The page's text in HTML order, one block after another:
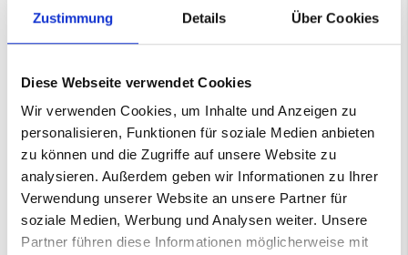
Zustimmung Details Über Cookies
Diese Webseite verwendet Cookies
Wir verwenden Cookies, um Inhalte und Anzeigen zu
personalisieren, Funktionen für soziale Medien anbieten
zu können und die Zugriffe auf unsere Website zu
analysieren. Außerdem geben wir Informationen zu Ihrer
Verwendung unserer Website an unsere Partner für
soziale Medien, Werbung und Analysen weiter. Unsere
Partner führen diese Informationen möglicherweise mit
Mehr
Informationen
Spiralschleifhülse Zirkonkorund
000472006
060
AB-SB822
15*30mm
30